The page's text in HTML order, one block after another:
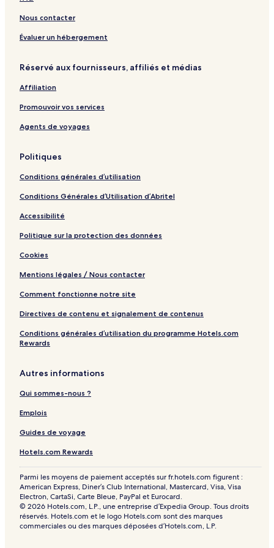
l
e
e
p
4
r
e
s
r
d
C
o
p
l
u
r
u
t
e
q
u
,
t
l
d
u
P
c
Nous contacter
Évaluer un hébergement
Réservé aux fournisseurs, affiliés et médias
Affiliation
Promouvoir vos services
Agents de voyages
Politiques
Conditions générales d’utilisation
Conditions Générales d’Utilisation d’Abritel
Accessibilité
Politique sur la protection des données
Cookies
Mentions légales / Nous contacter
Comment fonctionne notre site
Directives de contenu et signalement de contenus
Conditions générales d’utilisation du programme Hotels.com
Rewards
Autres informations
Qui sommes-nous ?
Emplois
Guides de voyage
Hotels.com Rewards
Parmi les moyens de paiement acceptés sur fr.hotels.com figurent :
American Express, Diner’s Club International, Mastercard, Visa, Visa
Electron, CartaSi, Carte Bleue, PayPal et Eurocard.
© 2026 Hotels.com, L.P., une entreprise d’Expedia Group. Tous droits
réservés. Hotels.com et le logo Hotels.com sont des marques
commerciales ou des marques déposées d’Hotels.com, L.P.